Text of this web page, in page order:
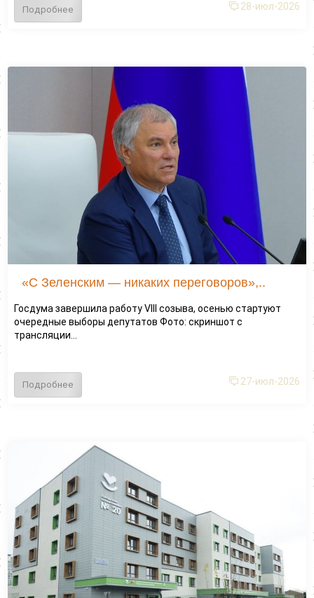
Подробнее 28-июл-2026
«С Зеленским — никаких переговоров»,..
Госдума завершила работу VIII созыва, осенью стартуют
очередные выборы депутатов Фото: скриншот с
трансляции...
Подробнее 27-июл-2026